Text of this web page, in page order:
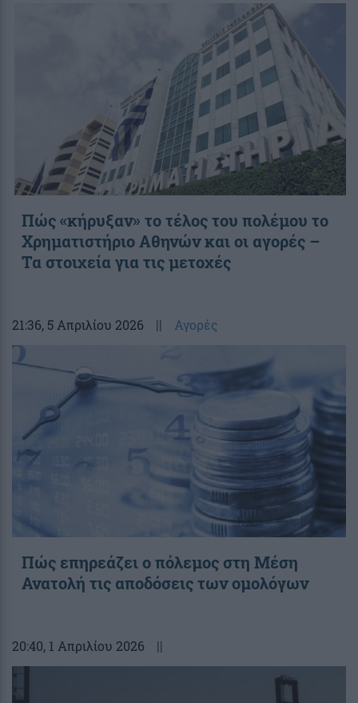
Πώς «κήρυξαν» το τέλος του πολέμου το
Χρηματιστήριο Αθηνών και οι αγορές –
Τα στοιχεία για τις μετοχές
21:36, 5 Απριλίου 2026 || Αγορές
Πώς επηρεάζει ο πόλεμος στη Μέση
Ανατολή τις αποδόσεις των ομολόγων
20:40, 1 Απριλίου 2026 ||